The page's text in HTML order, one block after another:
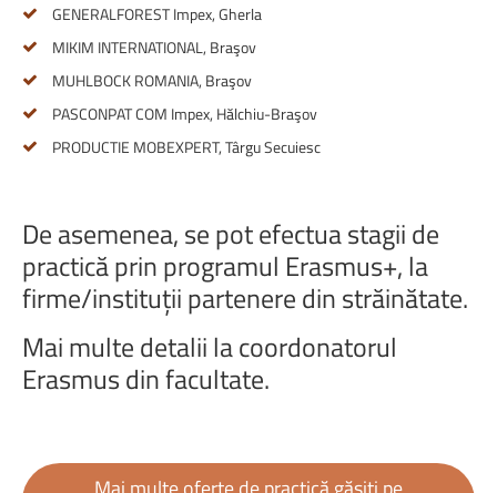
GENERALFOREST Impex, Gherla
MIKIM INTERNATIONAL, Braşov
MUHLBOCK ROMANIA, Braşov
PASCONPAT COM Impex, Hălchiu-Braşov
PRODUCTIE MOBEXPERT, Târgu Secuiesc
Deasemenea,sepotefectuastagiide
practicăprinprogramul Erasmus+,la
firme/instituțiiparteneredinstrăinătate.
Maimultedetaliilacoordonatorul
Erasmusdinfacultate.